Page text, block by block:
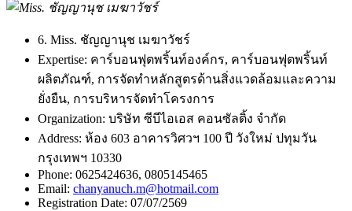
6. Miss. ชัญญานุช เมฆาวัชร์
Expertise: คาร์บอนฟุตพริ้นท์องค์กร, คาร์บอนฟุตพริ้นท์
ผลิตภัณฑ์, การจัดทำหลักสูตรด้านสิ่งแวดล้อมและความ
ยั่งยืน, การบริหารจัดทำโครงการ
Organization: บริษัท ซีบีไอเอส คอนซัลติ้ง จำกัด
Address: ห้อง 603 อาคารวิศวฯ 100 ปี วังใหม่ ปทุมวัน
กรุงเทพฯ 10330
Phone: 0625424636, 0805145465
Email: chanyanuch.m@hotmail.com
Registration Date: 07/07/2569